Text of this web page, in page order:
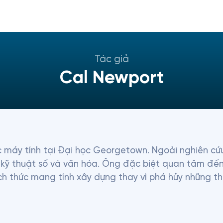
Tác giả
Cal Newport
máy tính tại Đại học Georgetown. Ngoài nghiên
thuật số và văn hóa. Ông đặc biệt quan tâm
thức mang tính xây dựng thay vì phá hủy những
sách, bao gồm, gần đây nhất, cuốn sách bán